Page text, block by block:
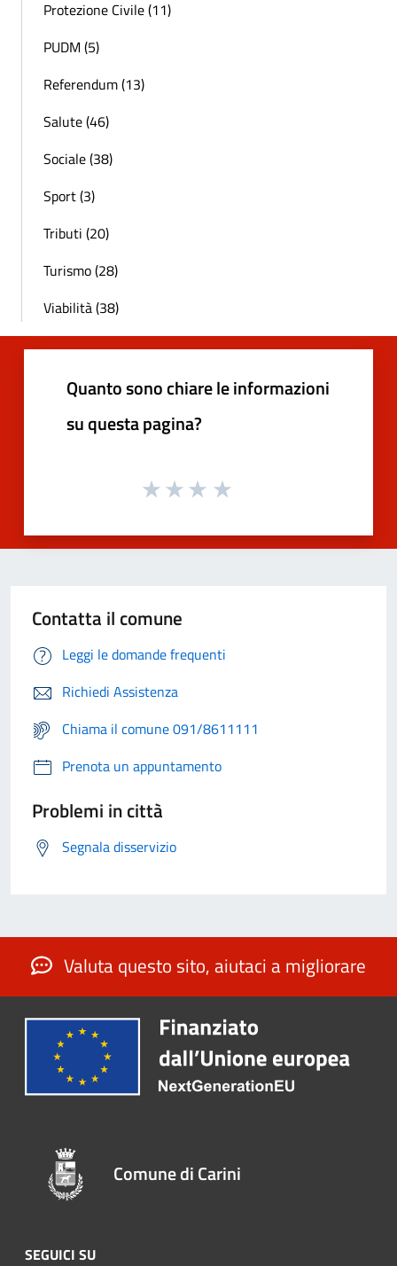
Protezione Civile (11)
PUDM (5)
Referendum (13)
Salute (46)
Sociale (38)
Sport (3)
Tributi (20)
Turismo (28)
Viabilità (38)
Quanto sono chiare le informazioni
su questa pagina?
Contatta il comune
Leggi le domande frequenti
Richiedi Assistenza
Chiama il comune 091/8611111
Prenota un appuntamento
Problemi in città
Segnala disservizio
Valuta questo sito, aiutaci a migliorare
Comune di Carini
SEGUICI SU